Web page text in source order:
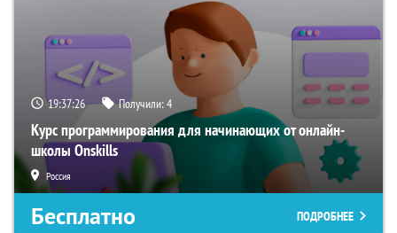
19:37:25 Получили:4
Курс программирования для начинающих от онлайн-
школы Onskills
Россия
Бесплатно ПОДРОБНЕЕ